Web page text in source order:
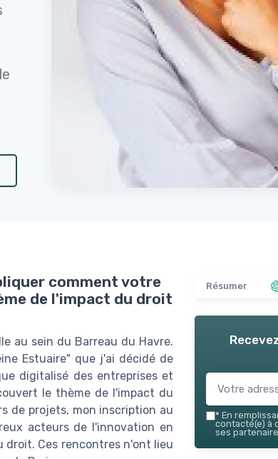
comment votre
de l'impact du droit
au sein du Barreau du Havre.
Estuaire" que j'ai décidé de
digitalisé des entreprises et
le thème de l'impact du
de projets, mon inscription au
acteurs de l'innovation en
droit. Ces rencontres n'ont lieu
Résumer
* En
contacté(e) à
ses